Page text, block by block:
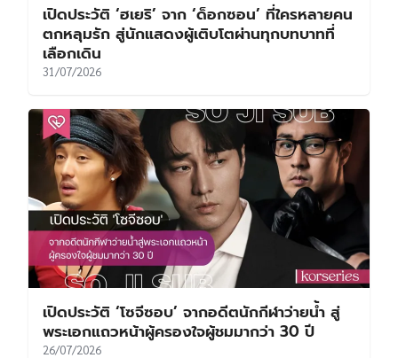
เปิดประวัติ ‘ฮเยริ’ จาก ‘ด็อกซอน’ ที่ใครหลายคน
ตกหลุมรัก สู่นักแสดงผู้เติบโตผ่านทุกบทบาทที่
เลือกเดิน
31/07/2026
เปิดประวัติ ‘โซจีซอบ’ จากอดีตนักกีฬาว่ายน้ำ สู่
พระเอกแถวหน้าผู้ครองใจผู้ชมมากว่า 30 ปี
26/07/2026